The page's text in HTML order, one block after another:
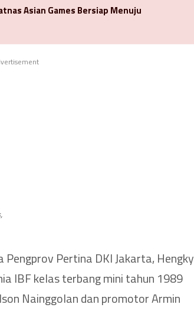
Asian Games Bersiap Menuju
Pertina DKI Jakarta, Hengky
IBF kelas terbang mini tahun 1989
Nainggolan dan promotor Armin